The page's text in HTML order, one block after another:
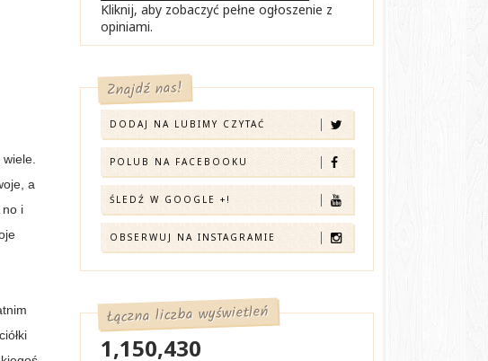
a
no i
Kliknij, aby zobaczyć pełne ogłoszenie z
opiniami.
Znajdź nas!
DODAJ NA LUBIMY CZYTAĆ
POLUB NA FACEBOOKU
ŚLEDŹ W GOOGLE +!
OBSERWUJ NA INSTAGRAMIE
Łączna liczba wyświetleń
1,150,430